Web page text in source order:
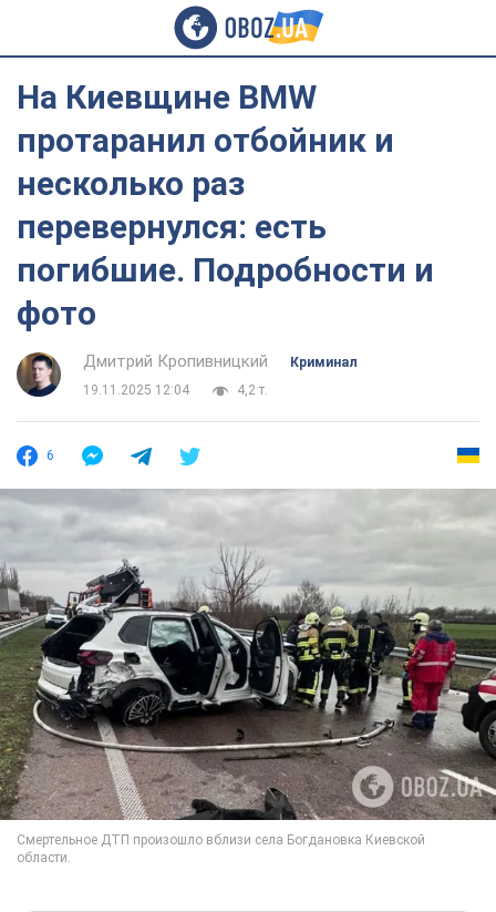
На Киевщине BMW
протаранил отбойник и
несколько раз
перевернулся: есть
погибшие. Подробности и
фото
Дмитрий Кропивницкий
Криминал
19.11.2025 12:04
4,2 т.
6